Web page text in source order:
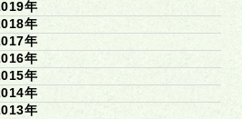
年
年
年
年
年
年
年